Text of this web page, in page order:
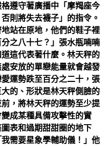
遵守著廣播中「摩羯座今
則將失去襪子」的指令。
站在原地，他們的鞋子裡
之八十七？」張水瓶喃喃
這代表著什麼。林天秤的
安放的單戀能量就會越發
運勢跌至百分之二十，張
的、形狀是林天秤側臉的
，將林天秤的運勢至少提
成某種具備攻擊性的實
表和過期甜甜圈的地下
需要星象學輔助儀！」他